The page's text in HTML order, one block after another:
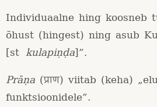
Individuaalne hing koosneb
õhust (hingest) ning asub
[st kulapiṇḍa]”.
Prāṇa (प्राण) viitab (keha)
funktsioonidele”.